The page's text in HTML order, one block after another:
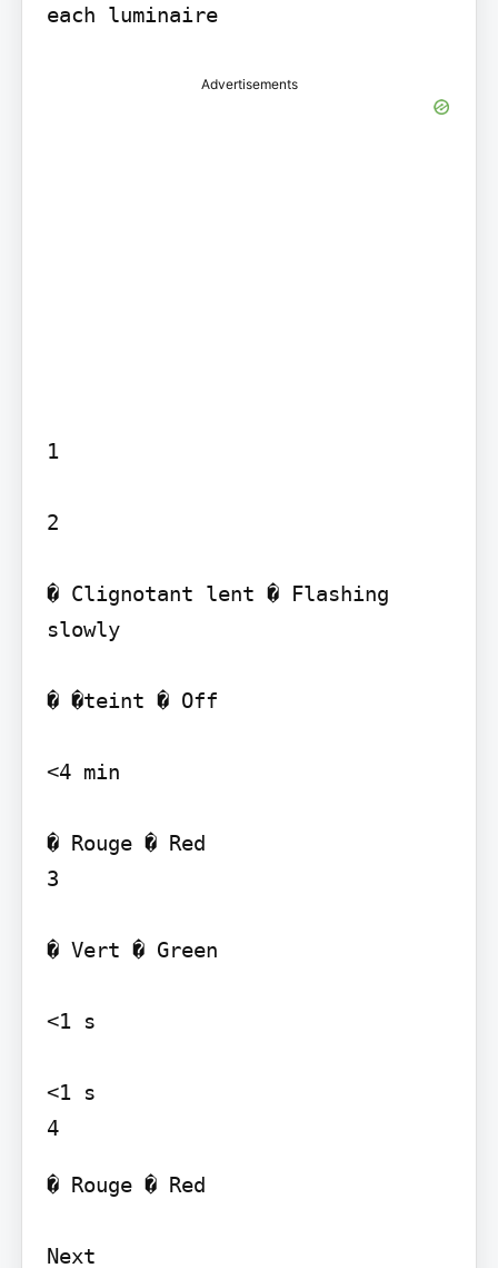
each luminaire
Advertisements
1
2
� Clignotant lent � Flashing
slowly
� �teint � Off
<4 min
� Rouge � Red
3
� Vert � Green
<1 s
<1 s
4
� Rouge � Red
Next